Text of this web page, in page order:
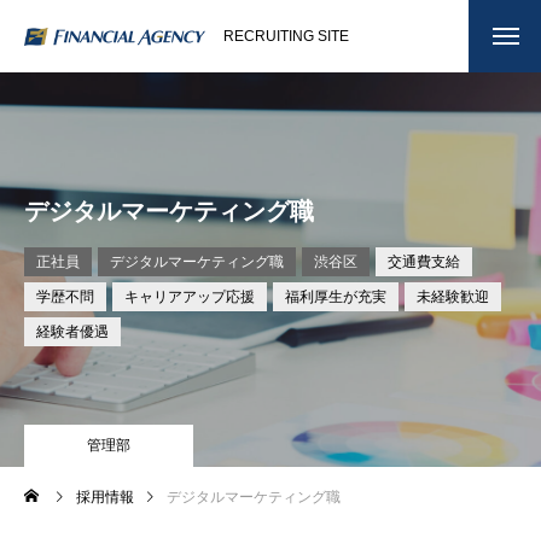
RECRUITING SITE
デジタルマーケティング職
正社員 デジタルマーケティング職 渋谷区 交通費支給
学歴不問 キャリアアップ応援 福利厚生が充実 未経験歓迎
経験者優遇
管理部
採用情報 デジタルマーケティング職